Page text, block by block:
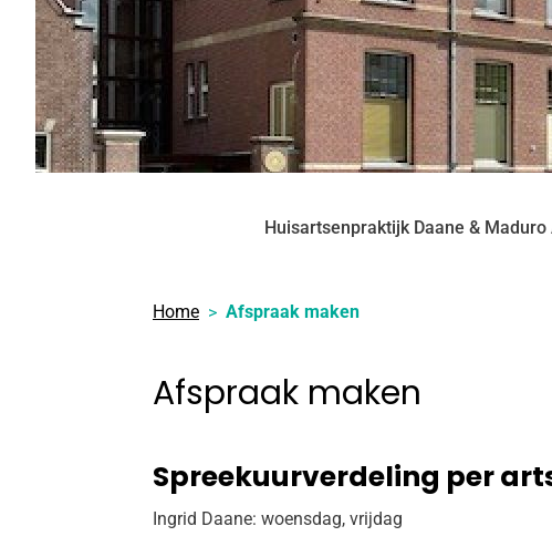
Huisartsenpraktijk Daane &
Home Afspraak maken
Afspraak maken
Spreekuurverdeling per
Ingrid Daane: woensdag, vrijdag